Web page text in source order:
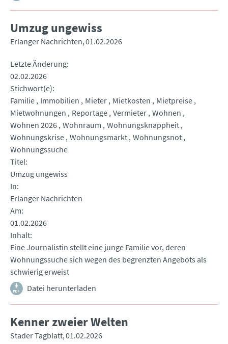
Umzug ungewiss
Erlanger Nachrichten 01.02.2026
Letzte Änderung
02.02.2026
Stichwort(e)
Familie Immobilien Mieter Mietkosten
Mietpreise
Mietwohnungen
Reportage Vermieter Wohnen
Wohnen 2026 Wohnraum Wohnungsknappheit
Wohnungskrise Wohnungsmarkt Wohnungsnot
Wohnungssuche
Titel
Umzug ungewiss
In
Erlanger Nachrichten
Am
01.02.2026
Inhalt
Eine Journalistin stellt eine junge Familie vor, deren
Wohnungssuche sich wegen des begrenzten Angebots als
schwierig erweist
Datei herunterladen
Kenner zweier Welten
Stader Tagblatt 01.02.2026